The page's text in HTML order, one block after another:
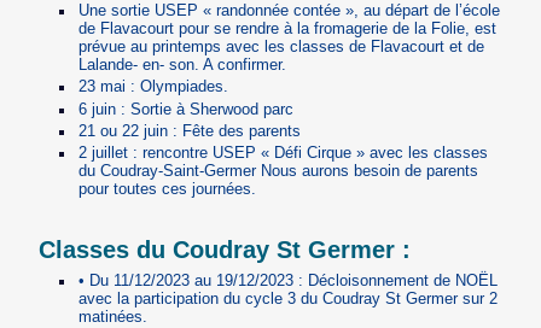
Une sortie USEP « randonnée contée », au départ de l’école
de Flavacourt pour se rendre à la fromagerie de la Folie, est
prévue au printemps avec les classes de Flavacourt et de
Lalande- en- son. A confirmer.
23 mai : Olympiades.
6 juin : Sortie à Sherwood parc
21 ou 22 juin : Fête des parents
2 juillet : rencontre USEP « Défi Cirque » avec les classes
du Coudray-Saint-Germer Nous aurons besoin de parents
pour toutes ces journées.
Classes du Coudray St Germer :
• Du 11/12/2023 au 19/12/2023 : Décloisonnement de NOËL
avec la participation du cycle 3 du Coudray St Germer sur 2
matinées.